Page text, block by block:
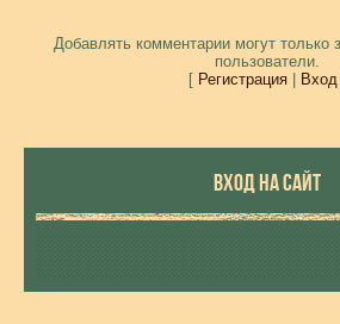
Добавлять комментарии могут только
пользователи.
[ Регистрация| Вход
ВХОД НА САЙТ